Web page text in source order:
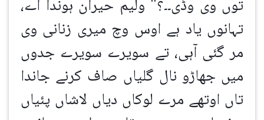
توں وی وڈی۔۔؟" ولیم حیران ہوندا اے،
تہانوں یاد ہے اوس وچ میری زنانی وی
مر گئی آہی، تے سویرے سویرے جدوں
میں جھاڑو نال گلیاں صاف کرنے جاندا
تاں اوتھے مرے لوکاں دیاں لاشاں پئیاں